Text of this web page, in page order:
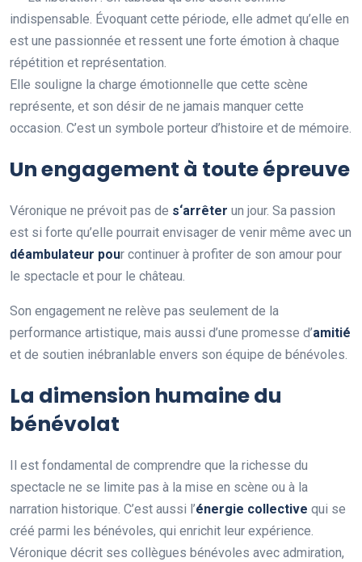
indispensable. Évoquant cette période, elle admet qu’elle en
est une passionnée et ressent une forte émotion à chaque
répétition et représentation.
Elle souligne la charge émotionnelle que cette scène
représente, et son désir de ne jamais manquer cette
occasion. C’est un symbole porteur d’histoire et de mémoire.
Un engagement à toute épreuve
Véronique ne prévoit pas de s‘arrêter un jour. Sa passion
est si forte qu’elle pourrait envisager de venir même avec un
déambulateur pour continuer à profiter de son amour pour
le spectacle et pour le château.
Son engagement ne relève pas seulement de la
performance artistique, mais aussi d’une promesse d’amitié
et de soutien inébranlable envers son équipe de bénévoles.
La dimension humaine du
bénévolat
Il est fondamental de comprendre que la richesse du
spectacle ne se limite pas à la mise en scène ou à la
narration historique. C’est aussi l’énergie collective qui se
créé parmi les bénévoles, qui enrichit leur expérience.
Véronique décrit ses collègues bénévoles avec admiration,